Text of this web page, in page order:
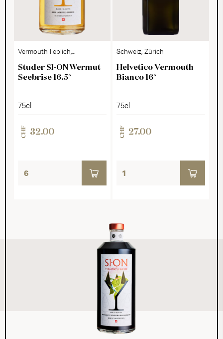
Vermouth lieblich,
Schweiz
Studer SI-ON Wermut
Seebrise 16.5°
75cl
CHF 32.00
Schweiz, Zürich
Helvetico Vermouth
Bianco 16°
75cl
CHF 27.00